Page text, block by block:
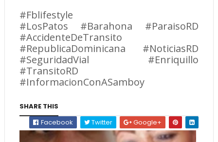
#Fblifestyle
#LosPatos #Barahona #ParaisoRD
#AccidenteDeTransito
#RepublicaDominicana #NoticiasRD
#SeguridadVial #Enriquillo
#TransitoRD
#InformacionConASamboy
SHARE THIS
Facebook
Twitter Google+